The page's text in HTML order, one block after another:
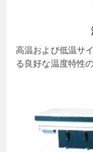
高温および低温サ
る良好な温度特性